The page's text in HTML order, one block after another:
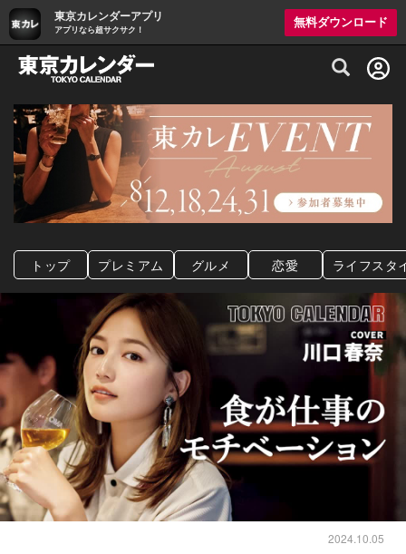
東京カレンダーアプリ
アプリなら超サクサク！
無料ダウンロード
グルメ情報・プレミアムレストラン予約
トップ プレミアム グルメ 恋愛 ライフスタ
2024.10.05